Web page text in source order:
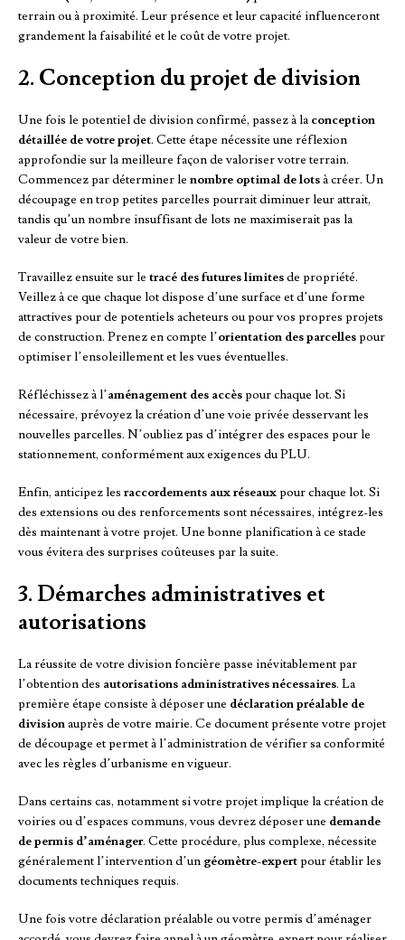
terrain ou à proximité. Leur présence et leur capacité influenceront
grandement la faisabilité et le coût de votre projet.
2. Conception du projet de division
Une fois le potentiel de division confirmé, passez à la conception
détaillée de votre projet. Cette étape nécessite une réflexion
approfondie sur la meilleure façon de valoriser votre terrain.
Commencez par déterminer le nombre optimal de lotsà créer. Un
découpage en trop petites parcelles pourrait diminuer leur attrait,
tandis qu’un nombre insuffisant de lots ne maximiserait pas la
valeur de votre bien.
Travaillez ensuite sur le tracé des futures limitesde propriété.
Veillez à ce que chaque lot dispose d’une surface et d’une forme
attractives pour de potentiels acheteurs ou pour vos propres projets
de construction. Prenez en compte l’orientation des parcellespour
optimiser l’ensoleillement et les vues éventuelles.
Réfléchissez à l’aménagement des accèspour chaque lot. Si
nécessaire, prévoyez la création d’une voie privée desservant les
nouvelles parcelles. N’oubliez pas d’intégrer des espaces pour le
stationnement, conformément aux exigences du PLU.
Enfin, anticipez les raccordements aux réseauxpour chaque lot. Si
des extensions ou des renforcements sont nécessaires, intégrez-les
dès maintenant à votre projet. Une bonne planification à ce stade
vous évitera des surprises coûteuses par la suite.
3. Démarches administratives et
autorisations
La réussite de votre division foncière passe inévitablement par
l’obtention des autorisations administratives nécessaires. La
première étape consiste à déposer une déclaration préalable de
divisionauprès de votre mairie. Ce document présente votre projet
de découpage et permet à l’administration de vérifier sa conformité
avec les règles d’urbanisme en vigueur.
Dans certains cas, notamment si votre projet implique la création de
voiries ou d’espaces communs, vous devrez déposer une demande
de permis d’aménager. Cette procédure, plus complexe, nécessite
généralement l’intervention d’un géomètre-expertpour établir les
documents techniques requis.
Une fois votre déclaration préalable ou votre permis d’aménager